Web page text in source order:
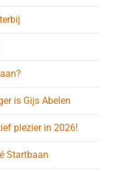
is Gijs Abelen
plezier in 2026!
Startbaan